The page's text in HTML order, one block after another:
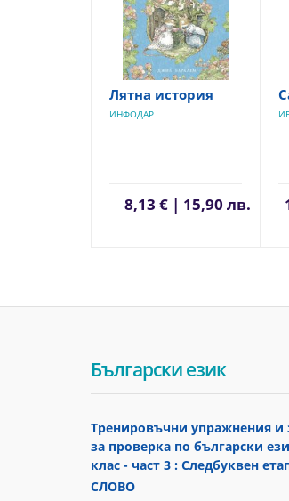
Лятна история
ИНФОДАР
8,13 € | 15,90 лв.
Български език
Тренировъчни упражнения и
за проверка по български
клас - част 3 : Следбуквен
СЛОВО